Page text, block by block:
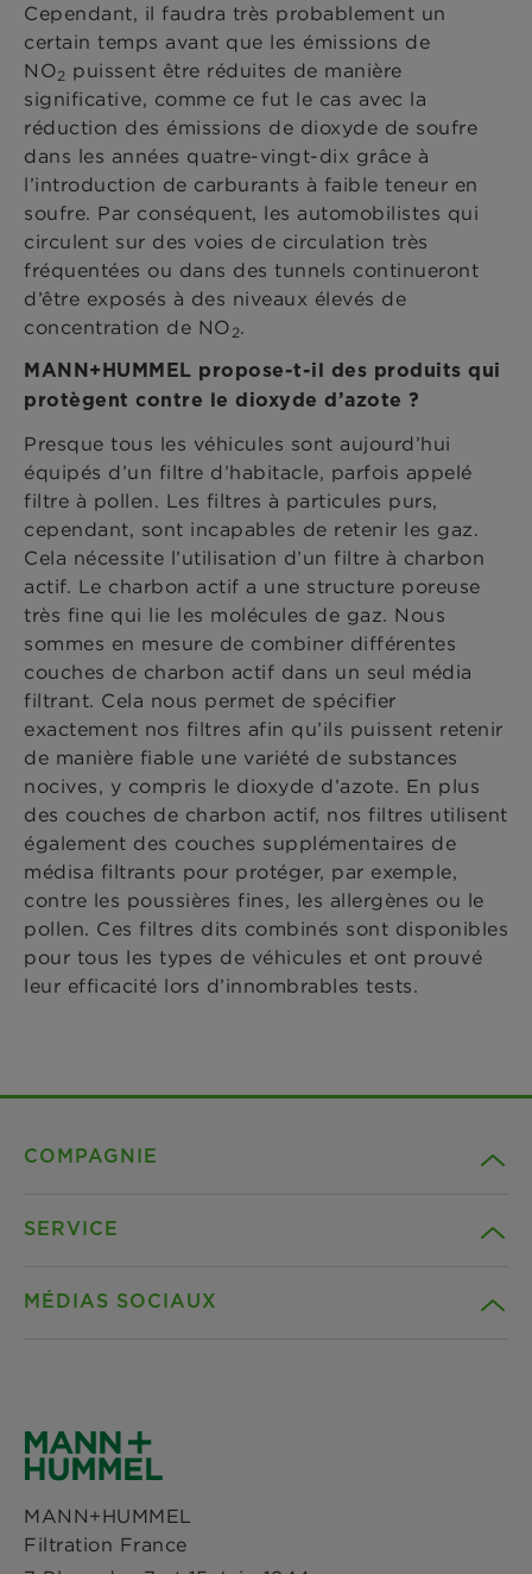
Cependant, il faudra très probablement un
certain temps avant que les émissions de
NO2 puissent être réduites de manière
significative, comme ce fut le cas avec la
réduction des émissions de dioxyde de soufre
dans les années quatre-vingt-dix grâce à
l’introduction de carburants à faible teneur en
soufre. Par conséquent, les automobilistes qui
circulent sur des voies de circulation très
fréquentées ou dans des tunnels continueront
d’être exposés à des niveaux élevés de
concentration de NO2.
MANN+HUMMEL propose-t-il des produits qui
protègent contre le dioxyde d’azote ?
Presque tous les véhicules sont aujourd’hui
équipés d’un filtre d’habitacle, parfois appelé
filtre à pollen. Les filtres à particules purs,
cependant, sont incapables de retenir les gaz.
Cela nécessite l’utilisation d’un filtre à charbon
actif. Le charbon actif a une structure poreuse
très fine qui lie les molécules de gaz. Nous
sommes en mesure de combiner différentes
couches de charbon actif dans un seul média
filtrant. Cela nous permet de spécifier
exactement nos filtres afin qu’ils puissent retenir
de manière fiable une variété de substances
nocives, y compris le dioxyde d’azote. En plus
des couches de charbon actif, nos filtres utilisent
également des couches supplémentaires de
médisa filtrants pour protéger, par exemple,
contre les poussières fines, les allergènes ou le
pollen. Ces filtres dits combinés sont disponibles
pour tous les types de véhicules et ont prouvé
leur efficacité lors d’innombrables tests.
COMPAGNIE
Actualités & Presse
Sites
SERVICE
Déclaration de confidentialité
MÉDIAS SOCIAUX
Instagram
LinkedIn
MANN+HUMMEL
Filtration France